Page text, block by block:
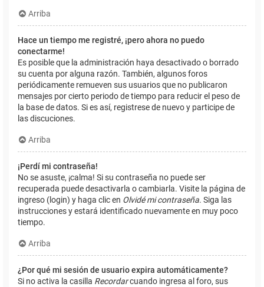
Arriba
Hace un tiempo me registré, ¡pero ahora no puedo
conectarme!
Es posible que la administración haya desactivado o borrado
su cuenta por alguna razón. También, algunos foros
periódicamente remueven sus usuarios que no publicaron
mensajes por cierto periodo de tiempo para reducir el peso de
la base de datos. Si es así, registrese de nuevo y participe de
las discuciones.
Arriba
¡Perdí mi contraseña!
No se asuste, ¡calma! Si su contraseña no puede ser
recuperada puede desactivarla o cambiarla. Visite la página de
ingreso (login) y haga clic en Olvidé mi contraseña. Siga las
instrucciones y estará identificado nuevamente en muy poco
tiempo.
Arriba
¿Por qué mi sesión de usuario expira automáticamente?
Si no activa la casilla Recordarcuando ingresa al foro, sus